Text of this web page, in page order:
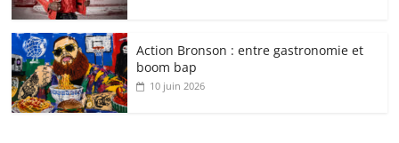
Action Bronson : entre gastronomie et
boom bap
10 juin 2026